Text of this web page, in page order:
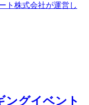
ト株式会社が運営し
ングイベント